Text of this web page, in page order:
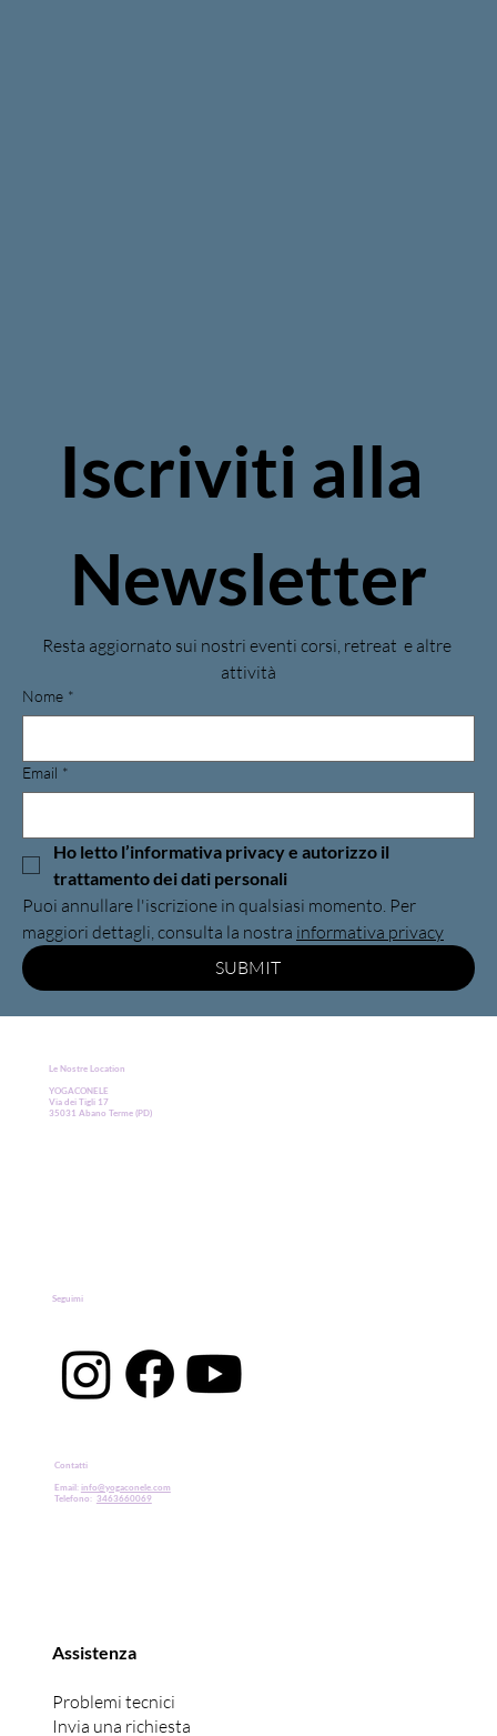
Iscriviti alla
Newsletter
Resta aggiornato sui nostri eventi corsi, retreat  e altre
attività
Nome *
Email *
Ho letto l’informativa privacy e autorizzo il
trattamento dei dati personali
Puoi annullare l'iscrizione in qualsiasi momento. Per
maggiori dettagli, consulta la nostra informativa privacy
SUBMIT
Le Nostre Location
YOGACONELE
Via dei Tigli 17
35031 Abano Terme (PD)
Contatti
Email: info@yogaconele.com
Telefono: 3463660069
Seguimi
Assistenza
Problemi tecnici
Invia una richiesta